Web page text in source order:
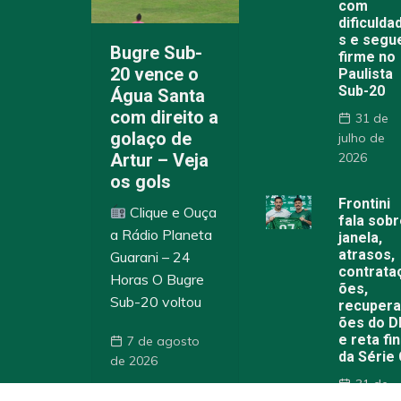
Bugre Sub-
20 vence o
Água Santa
com direito a
golaço de
Artur – Veja
os gols
Clique e Ouça
a Rádio Planeta
Guarani – 24
Horas O Bugre
Sub-20 voltou
7 de agosto
de 2026
com
s e
firme no
Paulista
Sub-20
31 de
julho de
2026
Frontini
fala
janela,
atrasos,
ões,
ões do
e reta
da Série
31 de